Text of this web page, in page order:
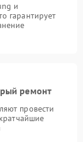
и
гарантирует
ремонт
провести